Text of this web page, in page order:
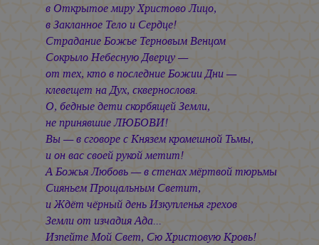
в Открытое миру Христово Лицо,
в Закланное Тело и Сердце!
Страдание Божье Терновым Венцом
Сокрыло Небесную Дверцу —
от тех, кто в последние Божии Дни —
клевещет на Дух, сквернословя.
О, бедные дети скорбящей Земли,
не принявшие ЛЮБОВИ!
Вы — в сговоре с Князем кромешной Тьмы,
и он вас своей рукой метит!
А Божья Любовь — в стенах мёртвой тюрьмы
Сияньем Прощальным Светит,
и Ждёт чёрный день Изкупленья грехов
Земли от изчадия Ада...
Изпейте Мой Свет, Сю Христовую Кровь!